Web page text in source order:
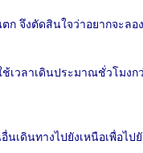
จึงตัดสินใจว่าอยากจะลอ
เวลาเดินประมาณชั่วโมงก
เดินทางไปยังเหนือเพื่อไป